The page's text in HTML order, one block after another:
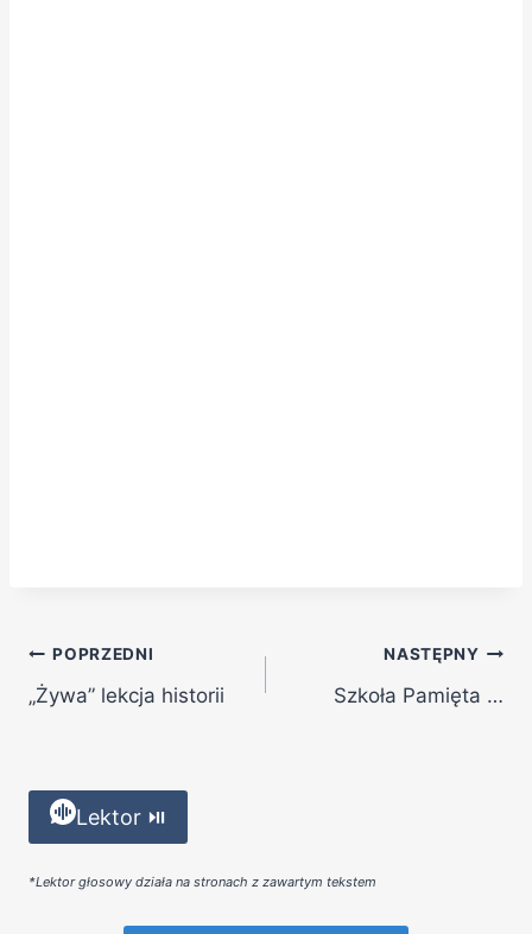
POPRZEDNI
„Żywa” lekcja historii
NASTĘPNY
Szkoła Pamięta …
Lektor ⏯
*Lektor głosowy działa na stronach z zawartym tekstem